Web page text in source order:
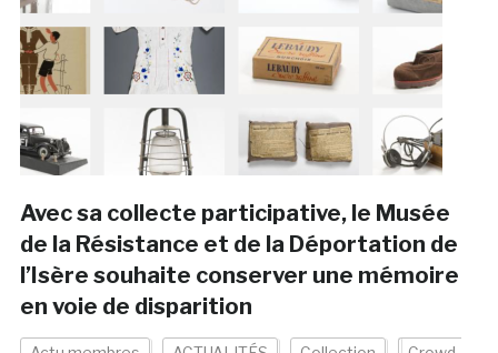
Avec sa collecte participative, le Musée
de la Résistance et de la Déportation de
l’Isère souhaite conserver une mémoire
en voie de disparition